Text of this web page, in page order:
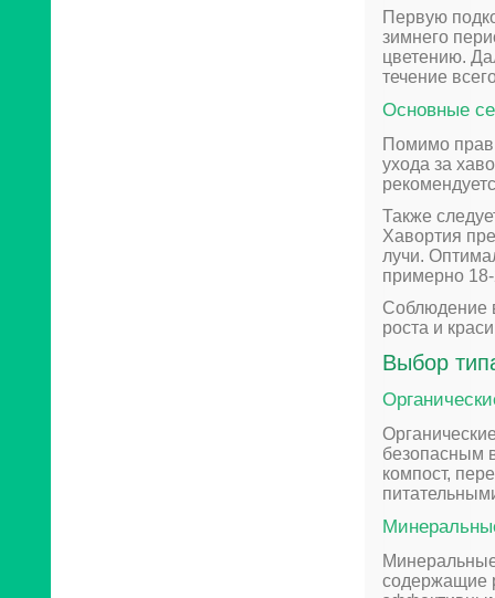
Первую
зимнего
цветению.
течение
Основные
Помимо
ухода за
Также
Хавортия
лучи.
примерно
Соблюдение
роста и
Выбор
безопасным
компост,
содержащие